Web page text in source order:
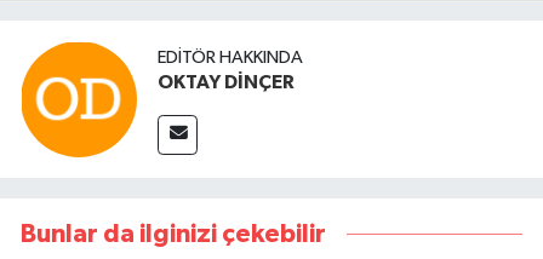
EDITÖR HAKKINDA
OKTAY DİNÇER
Bunlar da ilginizi çekebilir